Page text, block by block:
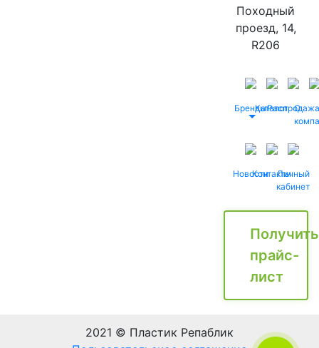
Походный
проезд, 14,
R206
БрендыКаталог
Распродажа
О
НовостиКонтактыЛичный
кабинет
Получить
прайс-
лист
2021 © Пластик Репаблик